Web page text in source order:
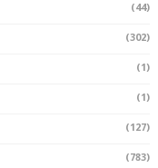
(44)
(302)
(1)
(1)
(127)
(783)